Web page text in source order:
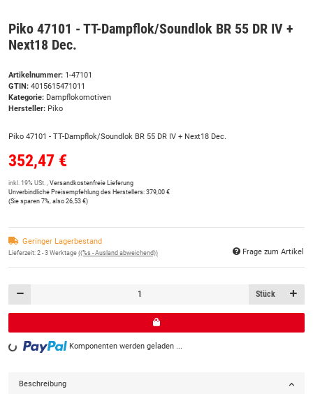
Piko 47101 - TT-Dampflok/Soundlok BR 55 DR IV +
Next18 Dec.
Artikelnummer: 1-47101
GTIN: 4015615471011
Kategorie: Dampflokomotiven
Hersteller: Piko
Piko 47101 - TT-Dampflok/Soundlok BR 55 DR IV + Next18 Dec.
352,47 €
inkl. 19% USt. , Versandkostenfreie Lieferung
Unverbindliche Preisempfehlung des Herstellers: 379,00 €
(Sie sparen 7%, also 26,53 €)
Geringer Lagerbestand
Lieferzeit: 2 - 3 Werktage ((%s - Ausland abweichend)) Frage zum Artikel
Stück
Loading... Komponenten werden geladen ...
Beschreibung